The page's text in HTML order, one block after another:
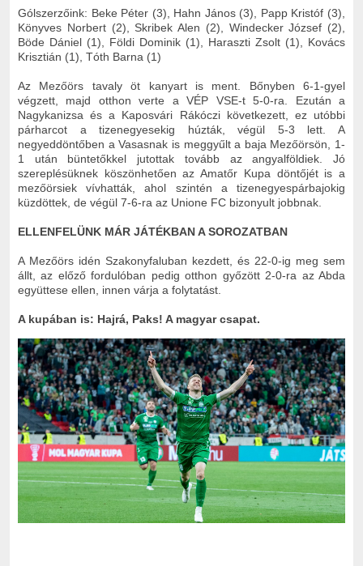
Gólszerzőink: Beke Péter (3), Hahn János (3), Papp Kristóf (3),
Könyves Norbert (2), Skribek Alen (2), Windecker József (2),
Böde Dániel (1), Földi Dominik (1), Haraszti Zsolt (1), Kovács
Krisztián (1), Tóth Barna (1)
Az Mezőörs tavaly öt kanyart is ment. Bőnyben 6-1-gyel
végzett, majd otthon verte a VÉP VSE-t 5-0-ra. Ezután a
Nagykanizsa és a Kaposvári Rákóczi következett, ez utóbbi
párharcot a tizenegyesekig húzták, végül 5-3 lett. A
negyeddöntőben a Vasasnak is meggyűlt a baja Mezőörsön, 1-
1 után büntetőkkel jutottak tovább az angyalföldiek. Jó
szereplésüknek köszönhetően az Amatőr Kupa döntőjét is a
mezőörsiek vívhatták, ahol szintén a tizenegyespárbajokig
küzdöttek, de végül 7-6-ra az Unione FC bizonyult jobbnak.
ELLENFELÜNK MÁR JÁTÉKBAN A SOROZATBAN
A Mezőörs idén Szakonyfaluban kezdett, és 22-0-ig meg sem
állt, az előző fordulóban pedig otthon győzött 2-0-ra az Abda
együttese ellen, innen várja a folytatást.
A kupában is: Hajrá, Paks! A magyar csapat.